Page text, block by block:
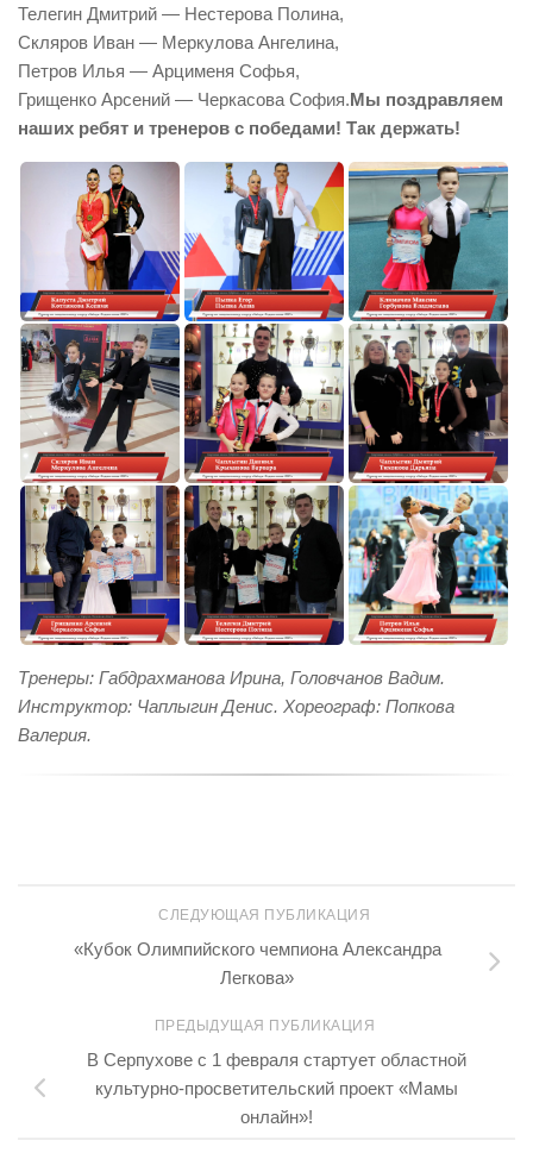
Телегин Дмитрий — Нестерова Полина,
Скляров Иван — Меркулова Ангелина,
Петров Илья — Арцименя Софья,
Грищенко Арсений — Черкасова София.Мы поздравляем
наших ребят и тренеров с победами! Так держать!
Тренеры: Габдрахманова Ирина, Головчанов Вадим.
Инструктор: Чаплыгин Денис. Хореограф: Попкова
Валерия.
СЛЕДУЮЩАЯ ПУБЛИКАЦИЯ
«Кубок Олимпийского чемпиона Александра
Легкова»
ПРЕДЫДУЩАЯ ПУБЛИКАЦИЯ
В Серпухове с 1 февраля стартует областной
культурно-просветительский проект «Мамы
онлайн»!